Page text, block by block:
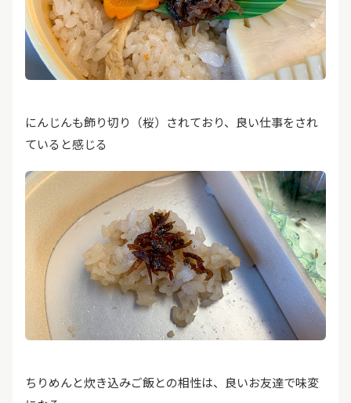
にんじんも飾り切り（桜）されており、良い仕事をされ
ていると感じる
ちりめんと炊き込みご飯との相性は、良いお友達で味変